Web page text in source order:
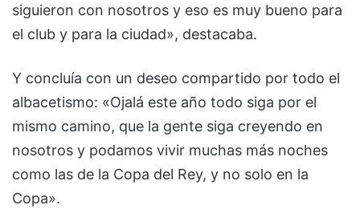
siguieron con nosotros y eso es muy bueno para
el club y para la ciudad», destacaba.
Y concluía con un deseo compartido por todo el
albacetismo: «Ojalá este año todo siga por el
mismo camino, que la gente siga creyendo en
nosotros y podamos vivir muchas más noches
como las de la Copa del Rey, y no solo en la
Copa».